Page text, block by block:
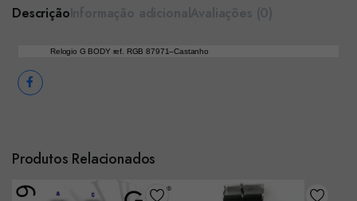
Descrição
Relogio G BODY ref. RGB 87971–Castanho
Produtos Relacionados